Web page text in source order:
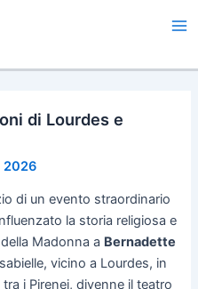
di Lourdes e
2026
di un evento straordinario
la storia religiosa e
Madonna a Bernadette
vicino a Lourdes, in
i Pirenei, divenne il teatro